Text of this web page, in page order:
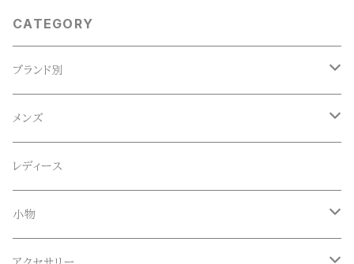
CATEGORY
ブランド別
ACE SNKR(エーススニーカー)
Anapau,Seaing,ANAPAU UG
Blundstone(ブランドストーン)
メンズ
トップス
Tシャツ
ロンT
ボトムス
ロング
レディース
小物